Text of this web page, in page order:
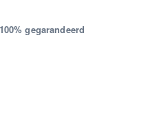
gegarandeerd